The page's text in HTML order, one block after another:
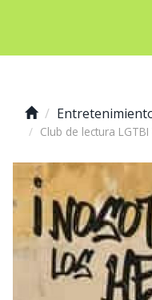
Club de lectura LGTBI